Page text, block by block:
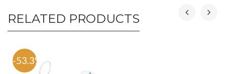
RELATED PRODUCTS
-53.3%